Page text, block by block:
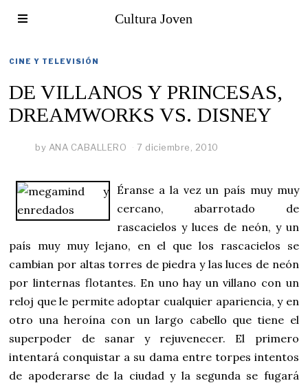
Cultura Joven
CINE Y TELEVISIÓN
DE VILLANOS Y PRINCESAS,
DREAMWORKS VS. DISNEY
by ANA CABALLERO 7 diciembre, 2010
Éranse a la vez un país muy muy
cercano, abarrotado de
rascacielos y luces de neón, y un
país muy muy lejano, en el que los rascacielos se
cambian por altas torres de piedra y las luces de neón
por linternas flotantes. En uno hay un villano con un
reloj que le permite adoptar cualquier apariencia, y en
otro una heroína con un largo cabello que tiene el
superpoder de sanar y rejuvenecer. El primero
intentará conquistar a su dama entre torpes intentos
de apoderarse de la ciudad y la segunda se fugará